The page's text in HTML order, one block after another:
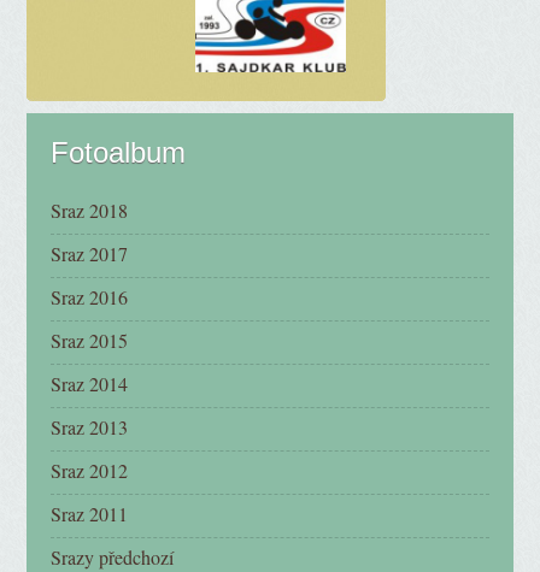
Fotoalbum
Sraz 2018
Sraz 2017
Sraz 2016
Sraz 2015
Sraz 2014
Sraz 2013
Sraz 2012
Sraz 2011
Srazy předchozí